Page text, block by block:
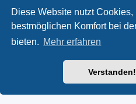
Diese Website nutzt Cookies,
bestmöglichen Komfort bei
bieten. Mehr erfahren
Verstanden!